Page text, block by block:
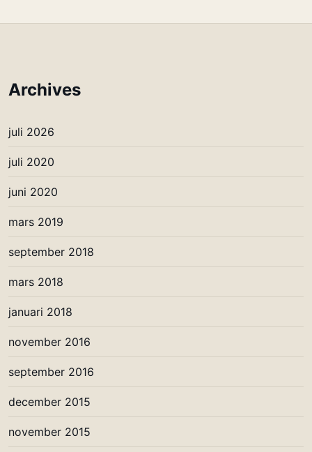
Archives
juli 2026
juli 2020
juni 2020
mars 2019
september 2018
mars 2018
januari 2018
november 2016
september 2016
december 2015
november 2015